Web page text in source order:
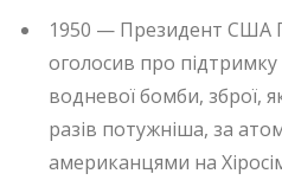
1950 — Президент США
оголосив про
водневої бомби, зброї,
разів потужніша, за
американцями на